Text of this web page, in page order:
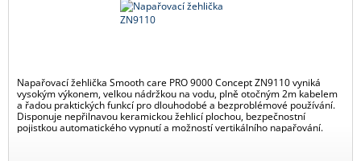
Napařovací žehlička Smooth care PRO 9000 Concept ZN9110 vyniká
vysokým výkonem, velkou nádržkou na vodu, plně otočným 2m kabelem
a řadou praktických funkcí pro dlouhodobé a bezproblémové používání.
Disponuje nepřilnavou keramickou žehlicí plochou, bezpečnostní
pojistkou automatického vypnutí a možností vertikálního napařování.